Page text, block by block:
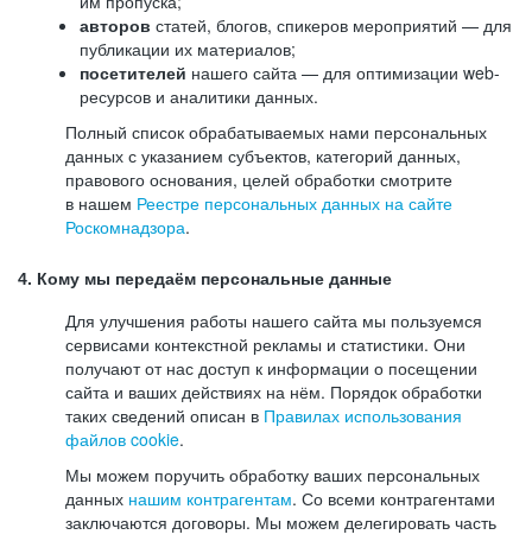
авторов статей, блогов, спикеров мероприятий — для
публикации их материалов;
посетителей нашего сайта — для оптимизации web-
ресурсов и аналитики данных.
Полный список обрабатываемых нами персональных
данных с указанием субъектов, категорий данных,
правового основания, целей обработки смотрите
в нашем Реестре персональных данных на сайте
Роскомнадзора.
4. Кому мы передаём персональные данные
Для улучшения работы нашего сайта мы пользуемся
сервисами контекстной рекламы и статистики. Они
получают от нас доступ к информации о посещении
сайта и ваших действиях на нём. Порядок обработки
таких сведений описан в Правилах использования
файлов cookie.
Мы можем поручить обработку ваших персональных
данных нашим контрагентам. Со всеми контрагентами
заключаются договоры. Мы можем делегировать часть